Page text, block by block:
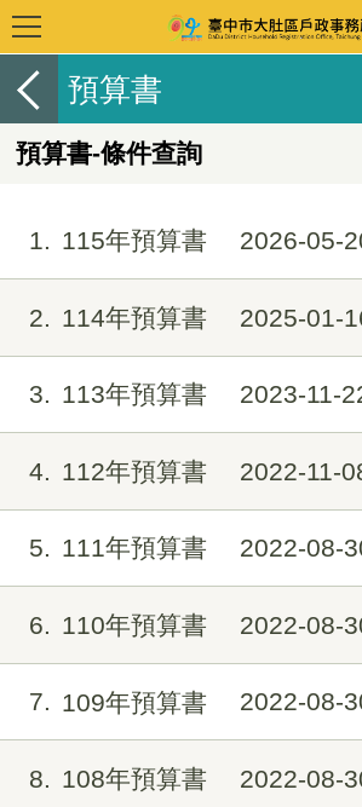
預算書
預算書-條件查詢
1 115年預算書 2026-05-
2 114年預算書 2025-01-
3 113年預算書 2023-11-
4 112年預算書 2022-11-
5 111年預算書 2022-08-
6 110年預算書 2022-08-
7 109年預算書 2022-08-
8 108年預算書 2022-08-